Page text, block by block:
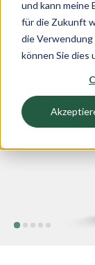
und kann meine
für die Zukunft
die
können Sie dies